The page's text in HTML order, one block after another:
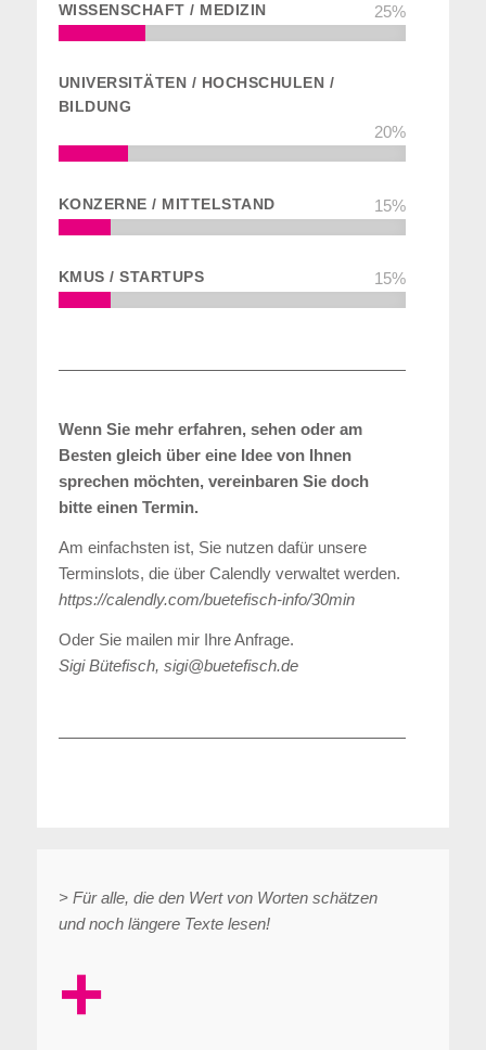
WISSENSCHAFT / MEDIZIN 25%
UNIVERSITÄTEN / HOCHSCHULEN /
BILDUNG
20%
KONZERNE / MITTELSTAND 15%
KMUS / STARTUPS 15%
Wenn Sie mehr erfahren, sehen oder am
Besten gleich über eine Idee von Ihnen
sprechen möchten, vereinbaren Sie doch
bitte einen Termin.
Am einfachsten ist, Sie nutzen dafür unsere
Terminslots, die über Calendly verwaltet werden.
https://calendly.com/buetefisch-info/30min
Oder Sie mailen mir Ihre Anfrage.
Sigi Bütefisch, sigi@buetefisch.de
> Für alle, die den Wert von Worten schätzen
und noch längere Texte lesen!
+